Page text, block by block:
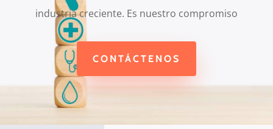
industria creciente. Es nuestro compromiso
CONTÁCTENOS